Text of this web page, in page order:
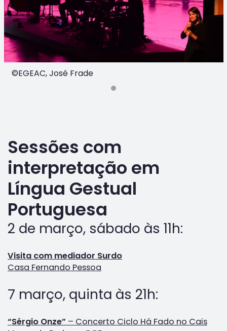
©EGEAC, José Frade
Sessões com
interpretação em
Língua Gestual
Portuguesa
2 de março, sábado às 11h:
Visita com mediador Surdo
Casa Fernando Pessoa
7 março, quinta às 21h:
“Sérgio Onze” – Concerto Ciclo Há Fado no Cais